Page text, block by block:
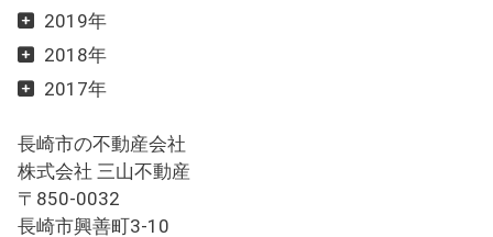
2019年
2018年
2017年
長崎市の不動産会社
株式会社 三山不動産
〒850-0032
長崎市興善町3-10